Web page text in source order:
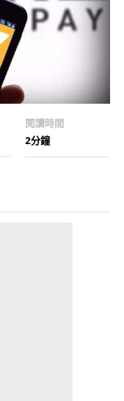
閱讀時間
2分鐘